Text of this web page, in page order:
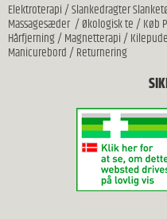
Elektroterapi/Slankedragter
Massagesæder/Økologisk te/Køb
Hårfjerning/Magnetterapi/
Manicurebord/Returnering